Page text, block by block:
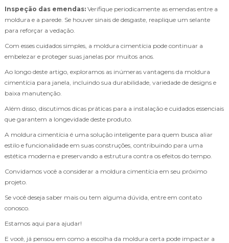
Inspeção das emendas: Verifique periodicamente as emendas entre a
moldura e a parede. Se houver sinais de desgaste, reaplique um selante
para reforçar a vedação.
Com esses cuidados simples, a moldura cimentícia pode continuar a
embelezar e proteger suas janelas por muitos anos.
Ao longo deste artigo, exploramos as inúmeras vantagens da moldura
cimentícia para janela, incluindo sua durabilidade, variedade de designs e
baixa manutenção.
Além disso, discutimos dicas práticas para a instalação e cuidados essenciais
que garantem a longevidade deste produto.
A moldura cimentícia é uma solução inteligente para quem busca aliar
estilo e funcionalidade em suas construções, contribuindo para uma
estética moderna e preservando a estrutura contra os efeitos do tempo.
Convidamos você a considerar a moldura cimentícia em seu próximo
projeto.
Se você deseja saber mais ou tem alguma dúvida, entre em contato
conosco.
Estamos aqui para ajudar!
E você, já pensou em como a escolha da moldura certa pode impactar a